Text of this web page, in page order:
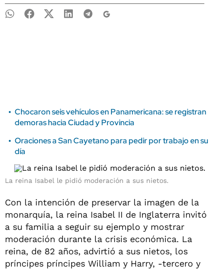
Chocaron seis vehículos en Panamericana: se registran
demoras hacia Ciudad y Provincia
Oraciones a San Cayetano para pedir por trabajo en su
día
La reina Isabel le pidió moderación a sus nietos.
Con la intención de preservar la imagen de la
monarquía, la reina Isabel II de Inglaterra invitó
a su familia a seguir su ejemplo y mostrar
moderación durante la crisis económica. La
reina, de 82 años, advirtió a sus nietos, los
príncipes príncipes William y Harry, -tercero y